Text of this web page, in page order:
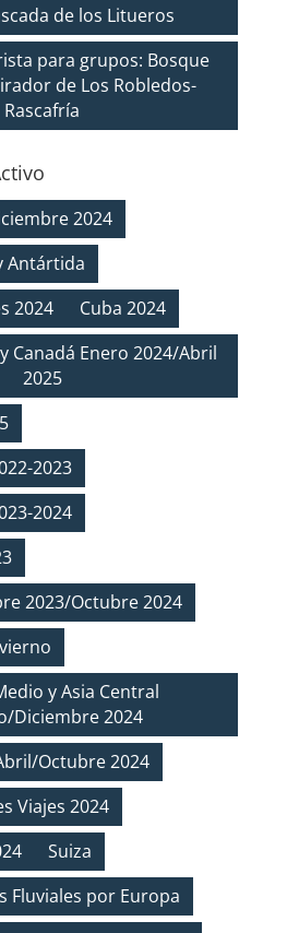
de los Litueros
para grupos: Bosque
de Los Robledos-
Rascafría
2024
Antártida
2024
Cuba 2024
Canadá Enero 2024/Abril
2025
2023
2024
2023/Octubre 2024
y Asia Central
Diciembre 2024
Octubre 2024
Viajes 2024
Suiza
Fluviales por Europa